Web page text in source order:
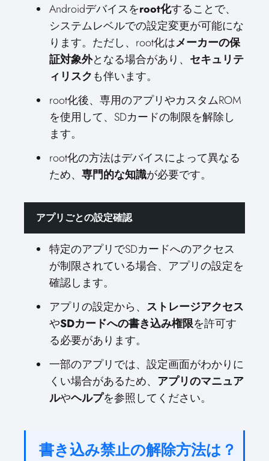
Androidデバイスをroot化することで、
システムレベルでの設定変更が可能にな
ります。ただし、root化はメーカーの保
証対象外となる場合があり、 セキュリテ
ィリスクも伴います。
root化後、専用のアプリやカスタムROM
を使用して、SDカードの制限を解除し
ます。
root化の方法はデバイスによって異なる
ため、 専門的な知識が必要です。
アプリごとの設定確認
特定のアプリでSDカードへのアクセス
が制限されている場合、アプリの設定を
確認します。
アプリの設定から、 ストレージアクセス
やSDカードへの書き込み権限を許可す
る必要があります。
一部のアプリでは、設定画面がわかりに
くい場合があるため、 アプリのマニュア
ルやヘルプを参照してください。
書き込み禁止の解除方法は？